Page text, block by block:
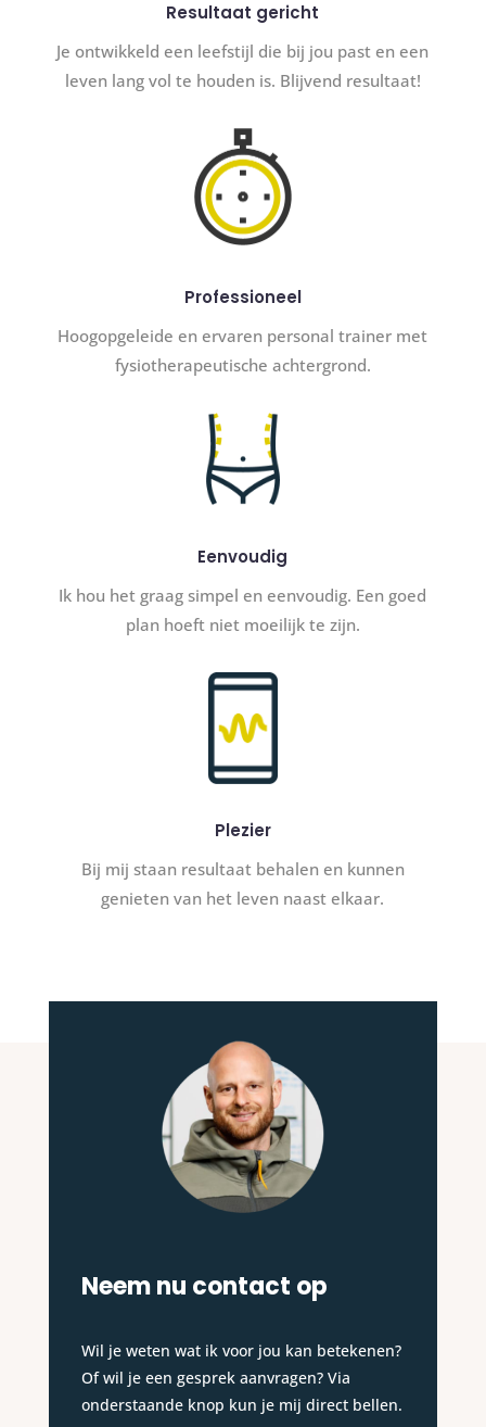
Resultaat gericht
Je ontwikkeld een leefstijl die bij jou past en een
leven lang vol te houden is. Blijvend resultaat!
Professioneel
Hoogopgeleide en ervaren personal trainer met
fysiotherapeutische achtergrond.
Eenvoudig
Ik hou het graag simpel en eenvoudig. Een goed
plan hoeft niet moeilijk te zijn.
Plezier
Bij mij staan resultaat behalen en kunnen
genieten van het leven naast elkaar.
Neem nu contact op
Wil je weten wat ik voor jou kan betekenen?
Of wil je een gesprek aanvragen? Via
onderstaande knop kun je mij direct bellen.